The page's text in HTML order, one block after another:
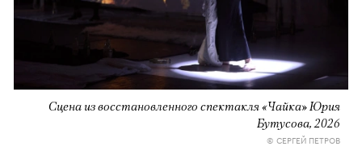
Сцена из восстановленного спектакля «Чайка» Юрия
Бутусова, 2026
© СЕРГЕЙ ПЕТРОВ